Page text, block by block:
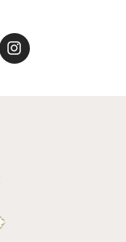
I
n